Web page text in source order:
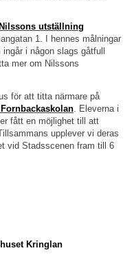
utställning
1. I hennes målningar
i någon slags gåtfull
mer om Nilssons
för att titta närmare på
Fornbackaskolan. Eleverna i
fått en möjlighet till att
upplever vi deras
vid Stadsscenen fram till 6
Kringlan